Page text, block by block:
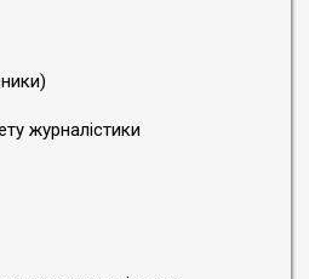
журналістики